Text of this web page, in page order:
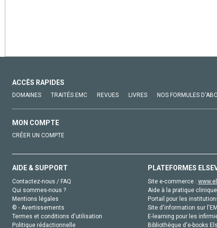
ACCÈS RAPIDES
DOMAINES TRAITÉS EMC REVUES LIVRES NOS FORMULES
MON COMPTE
CRÉER UN COMPTE
AIDE & SUPPORT
Contactez-nous / FAQ
Qui sommes-nous ?
Mentions légales
© - Avertissements
Termes et conditions d'utilisation
Politique rédactionnelle
PLATEFORMES
Site e-commerce :
Aide à la pratique
Portail pour les
Site d'information sur
E-learning pour les
Bibliothèque d'e-books